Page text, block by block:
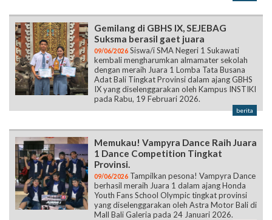
Gemilang di GBHS IX, SEJEBAG
Suksma berasil gaet juara
09/06/2026 Siswa/i SMA Negeri 1 Sukawati
kembali mengharumkan almamater sekolah
dengan meraih Juara 1 Lomba Tata Busana
Adat Bali Tingkat Provinsi dalam ajang GBHS
IX yang diselenggarakan oleh Kampus INSTIKI
pada Rabu, 19 Februari 2026.
berita
Memukau! Vampyra Dance Raih Juara
1 Dance Competition Tingkat
Provinsi.
09/06/2026 Tampilkan pesona! Vampyra Dance
berhasil meraih Juara 1 dalam ajang Honda
Youth Fans School Olympic tingkat provinsi
yang diselenggarakan oleh Astra Motor Bali di
Mall Bali Galeria pada 24 Januari 2026.